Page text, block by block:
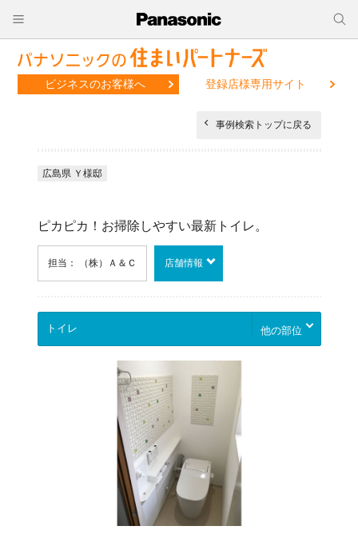
ビジネスのお客様へ 登録店様専用サイト
事例検索トップに戻る
広島県 Ｙ様邸
ピカピカ！お掃除しやすい最新トイレ。
担当： （株）Ａ＆Ｃ 店舗情報
他の部位